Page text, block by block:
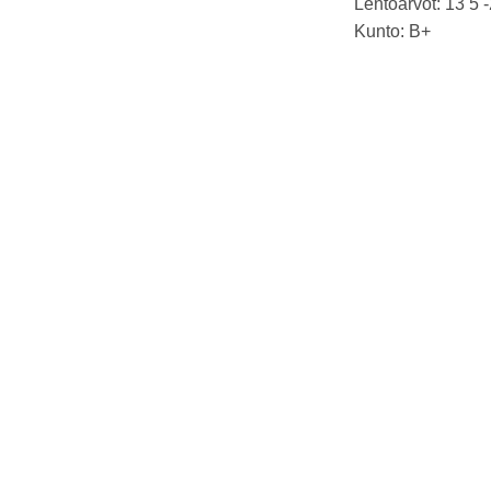
Kunto: B+